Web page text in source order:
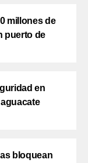
millones de
puerto de
en
bloquean